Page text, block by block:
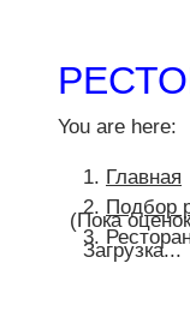
You are here:
Главная
Подбор
(Пока
Загрузка...